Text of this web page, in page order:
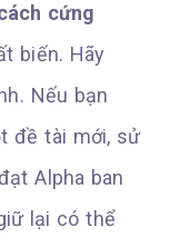
cứng
biến. Hãy
Nếu bạn
đề tài mới, sử
Alpha ban
lại có thể